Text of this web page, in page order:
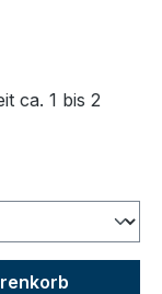
5 Sternen
ca. 1 bis 2